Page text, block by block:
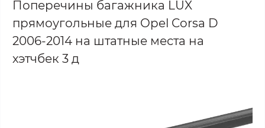
Поперечины багажника LUX
прямоугольные для Opel Corsa D
2006-2014 на штатные места на
хэтчбек 3 д